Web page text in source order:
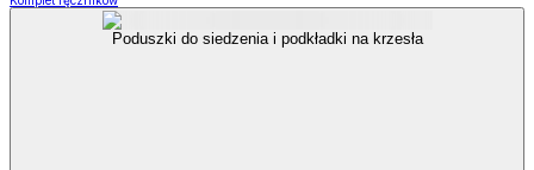
Poduszki do siedzenia i podkładki na krzesła